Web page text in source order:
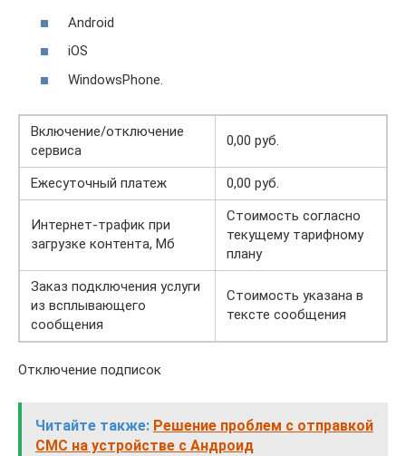
Android
iOS
WindowsPhone.
Включение/отключение
сервиса
0,00 руб.
Ежесуточный платеж 0,00 руб.
Интернет-трафик при
загрузке контента, Мб
Стоимость согласно
текущему тарифному
плану
Заказ подключения услуги
из всплывающего
сообщения
Стоимость указана в
тексте сообщения
Отключение подписок
Читайте также: Решение проблем с отправкой
СМС на устройстве с Андроид